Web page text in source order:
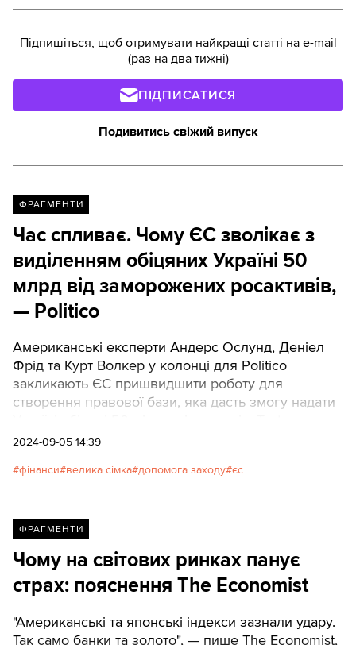
Підпишіться, щоб отримувати найкращі статті на e-mail
(раз на два тижні)
ПІДПИСАТИСЯ
Подивитись свіжий випуск
ФРАГМЕНТИ
Час спливає. Чому ЄС зволікає з
виділенням обіцяних Україні 50
млрд від заморожених росактивів,
— Politico
Американські експерти Андерс Ослунд, Деніел
Фрід та Курт Волкер у колонці для Politico
закликають ЄС пришвидшити роботу для
створення правової бази, яка дасть змогу надати
публікують переклад матеріалу.
2024-09-05 14:39
фінанси велика сімка допомога заходу єс
ФРАГМЕНТИ
Чому на світових ринках панує
страх: пояснення The Economist
"Американські та японські індекси зазнали удару.
Так само банки та золото", — пише The Economist,